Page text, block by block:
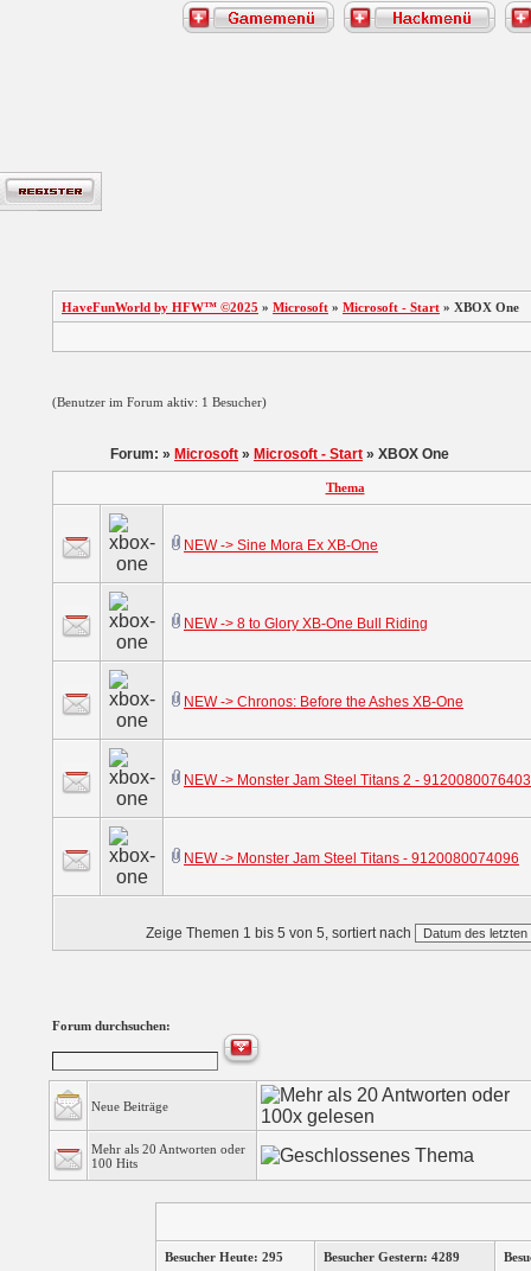
HaveFunWorld by HFW™ ©2025 » Microsoft » Microsoft - Start » XBOX One
(Benutzer im Forum aktiv: 1 Besucher)
Forum: » Microsoft » Microsoft - Start » XBOX One
Thema
NEW -> Sine Mora Ex XB-One
NEW -> 8 to Glory XB-One Bull Riding
NEW -> Chronos: Before the Ashes XB-One
NEW -> Monster Jam Steel Titans 2 - 9120080076403
NEW -> Monster Jam Steel Titans - 9120080074096
Zeige Themen 1 bis 5 von 5, sortiert nach
Forum durchsuchen:
Neue Beiträge
Mehr als 20 Antworten oder
100 Hits
Besucher Heute: 295 Besucher Gestern: 4289